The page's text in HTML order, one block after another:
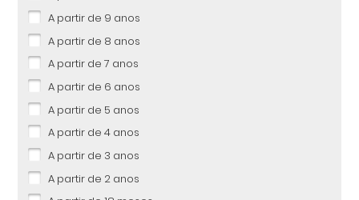
A partir de 9 anos
A partir de 8 anos
A partir de 7 anos
A partir de 6 anos
A partir de 5 anos
A partir de 4 anos
A partir de 3 anos
A partir de 2 anos